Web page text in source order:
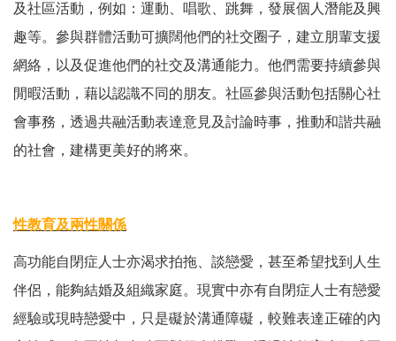
及社區活動，例如：運動、唱歌、跳舞，發展個人潛能及興
趣等。參與群體活動可擴闊他們的社交圈子，建立朋輩支援
網絡，以及促進他們的社交及溝通能力。他們需要持續參與
閒暇活動，藉以認識不同的朋友。社區參與活動包括關心社
會事務，透過共融活動表達意見及討論時事，推動和諧共融
的社會，建構更美好的將來。
性教育及兩性關係
高功能自閉症人士亦渴求拍拖、談戀愛，甚至希望找到人生
伴侶，能夠結婚及組織家庭。現實中亦有自閉症人士有戀愛
經驗或現時戀愛中，只是礙於溝通障礙，較難表達正確的內